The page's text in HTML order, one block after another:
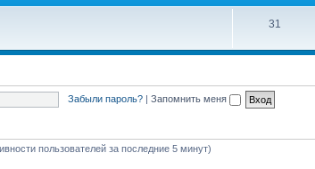
31
Забыли пароль? | Запомнить меня
пользователей за последние 5 минут)